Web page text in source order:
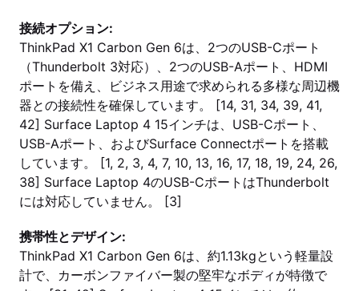
接続オプション:
ThinkPad X1 Carbon Gen 6は、2つのUSB-Cポート
（Thunderbolt 3対応）、2つのUSB-Aポート、HDMI
ポートを備え、ビジネス用途で求められる多様な周辺機
器との接続性を確保しています。 [14, 31, 34, 39, 41,
42] Surface Laptop 4 15インチは、USB-Cポート、
USB-Aポート、およびSurface Connectポートを搭載
しています。 [1, 2, 3, 4, 7, 10, 13, 16, 17, 18, 19, 24, 26,
38] Surface Laptop 4のUSB-CポートはThunderbolt
には対応していません。 [3]
携帯性とデザイン:
ThinkPad X1 Carbon Gen 6は、約1.13kgという軽量設
計で、カーボンファイバー製の堅牢なボディが特徴で